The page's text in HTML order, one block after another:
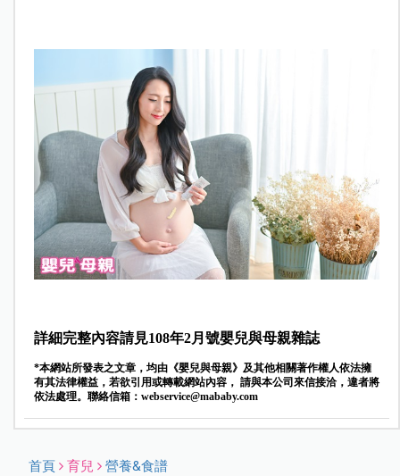
詳細完整內容請見108年2月號嬰兒與母親雜誌
*本網站所發表之文章，均由《嬰兒與母親》及其他相關著作權人依法擁
有其法律權益，若欲引用或轉載網站內容， 請與本公司來信接洽，違者將
依法處理。聯絡信箱： webservice@mababy.com
首頁 育兒 營養&食譜